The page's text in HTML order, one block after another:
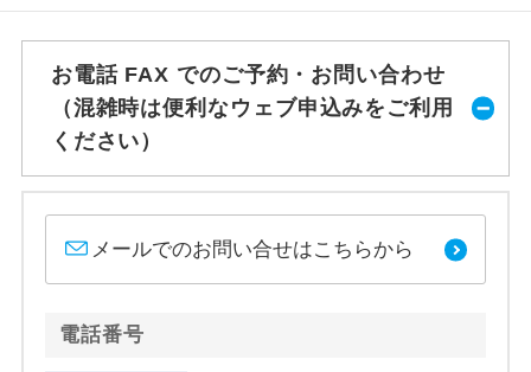
お電話 FAX でのご予約・お問い合わせ
（混雑時は便利なウェブ申込みをご利用
ください）
メールでのお問い合せはこちらから
電話番号